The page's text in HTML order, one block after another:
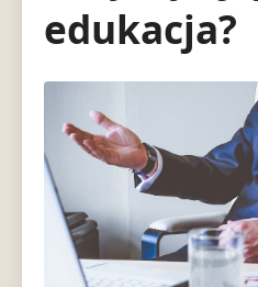
edukacja?